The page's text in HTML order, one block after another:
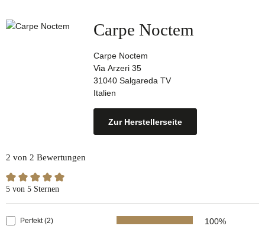
Carpe Noctem
Carpe Noctem
Via Arzeri 35
31040 Salgareda TV
Italien
Zur Herstellerseite
2 von 2 Bewertungen
Durchschnittliche Bewertung von 5 von 5 Sternen
5 von 5 Sternen
Perfekt (2) 100%